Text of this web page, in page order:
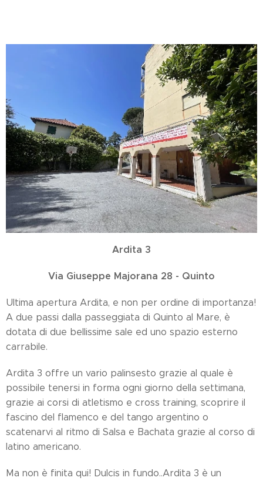
Ardita 3
Via Giuseppe Majorana 28 - Quinto
Ultima apertura Ardita, e non per ordine di importanza!
A due passi dalla passeggiata di Quinto al Mare, è
dotata di due bellissime sale ed uno spazio esterno
carrabile.
Ardita 3 offre un vario palinsesto grazie al quale è
possibile tenersi in forma ogni giorno della settimana,
grazie ai corsi di atletismo e cross training, scoprire il
fascino del flamenco e del tango argentino o
scatenarvi al ritmo di Salsa e Bachata grazie al corso di
latino americano.
Ma non è finita qui! Dulcis in fundo..Ardita 3 è un